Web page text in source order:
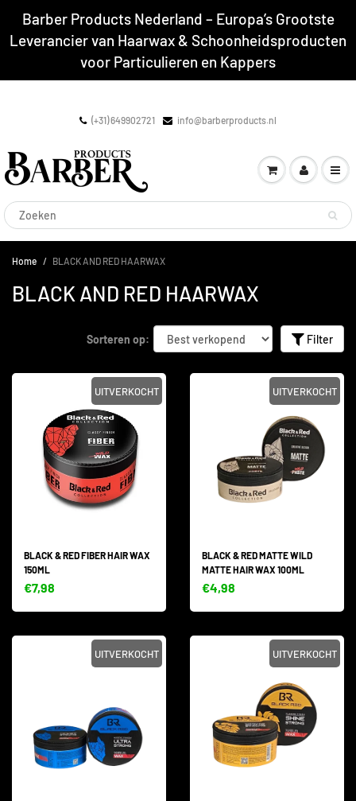
Barber Products Nederland – Europa’s Grootste
Leverancier van Haarwax & Schoonheidsproducten
voor Particulieren en Kappers
(+31) 649902721 info@barberproducts.nl
Home BLACK AND RED HAARWAX
BLACK AND RED HAARWAX
Sorteren op: Filter
UITVERKOCHT
BLACK & RED FIBER HAIR WAX
150ML
€7,98
UITVERKOCHT
BLACK & RED MATTE WILD
MATTE HAIR WAX 100ML
€4,98
UITVERKOCHT UITVERKOCHT